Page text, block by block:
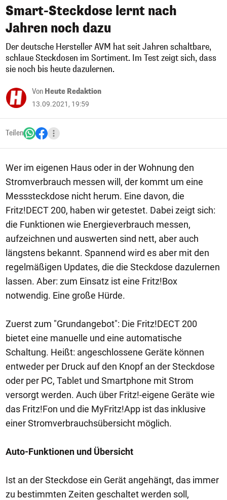
Smart-Steckdose lernt nach
Jahren noch dazu
Der deutsche Hersteller AVM hat seit Jahren schaltbare,
schlaue Steckdosen im Sortiment. Im Test zeigt sich, dass
sie noch bis heute dazulernen.
Von Heute Redaktion
13.09.2021, 19:59
Teilen
Wer im eigenen Haus oder in der Wohnung den
Stromverbrauch messen will, der kommt um eine
Messsteckdose nicht herum. Eine davon, die
Fritz!DECT 200, haben wir getestet. Dabei zeigt sich:
die Funktionen wie Energieverbrauch messen,
aufzeichnen und auswerten sind nett, aber auch
längstens bekannt. Spannend wird es aber mit den
regelmäßigen Updates, die die Steckdose dazulernen
lassen. Aber: zum Einsatz ist eine Fritz!Box
notwendig. Eine große Hürde.
Zuerst zum "Grundangebot": Die Fritz!DECT 200
bietet eine manuelle und eine automatische
Schaltung. Heißt: angeschlossene Geräte können
entweder per Druck auf den Knopf an der Steckdose
oder per PC, Tablet und Smartphone mit Strom
versorgt werden. Auch über Fritz!-eigene Geräte wie
das Fritz!Fon und die MyFritz!App ist das inklusive
einer Stromverbrauchsübersicht möglich.
Auto-Funktionen und Übersicht
Ist an der Steckdose ein Gerät angehängt, das immer
zu bestimmten Zeiten geschaltet werden soll,